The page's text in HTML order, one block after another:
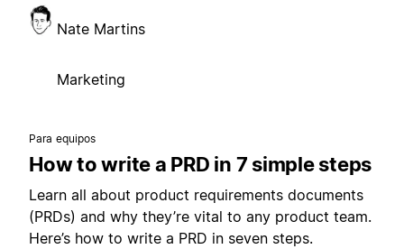
Nate Martins
Marketing
Para equipos
How to write a PRD in 7 simple steps
Learn all about product requirements documents
(PRDs) and why they’re vital to any product team.
Here’s how to write a PRD in seven steps.